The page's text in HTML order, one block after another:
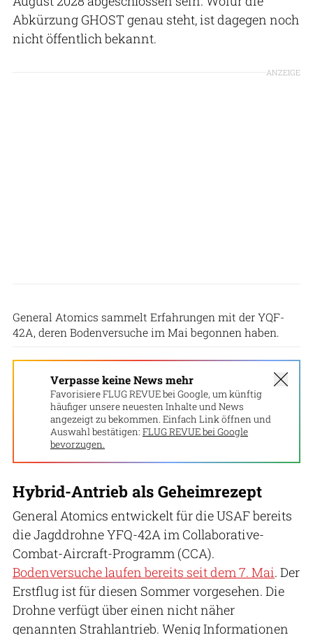
Abkürzung GHOST genau steht, ist dagegen noch
nicht öffentlich bekannt.
ANZEIGE
General Atomics sammelt Erfahrungen mit der YQF-
42A, deren Bodenversuche im Mai begonnen haben.
Verpasse keine News mehr
Favorisiere FLUG REVUE bei Google, um künftig
häufiger unsere neuesten Inhalte und News
angezeigt zu bekommen. Einfach Link öffnen und
Auswahl bestätigen: FLUG REVUE bei Google
bevorzugen.
Hybrid-Antrieb als Geheimrezept
General Atomics entwickelt für die USAF bereits
die Jagddrohne YFQ-42A im Collaborative-
Combat-Aircraft-Programm (CCA).
Bodenversuche laufen bereits seit dem 7. Mai. Der
Erstflug ist für diesen Sommer vorgesehen. Die
Drohne verfügt über einen nicht näher
genannten Strahlantrieb. Wenig Informationen